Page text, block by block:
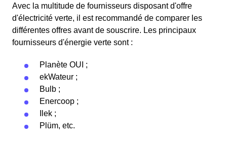
Avec la multitude de fournisseurs disposant d'offre
d'électricité verte, il est recommandé de comparer les
différentes offres avant de souscrire. Les principaux
fournisseurs d'énergie verte sont :
Planète OUI ;
ekWateur ;
Bulb ;
Enercoop ;
Ilek ;
Plüm, etc.